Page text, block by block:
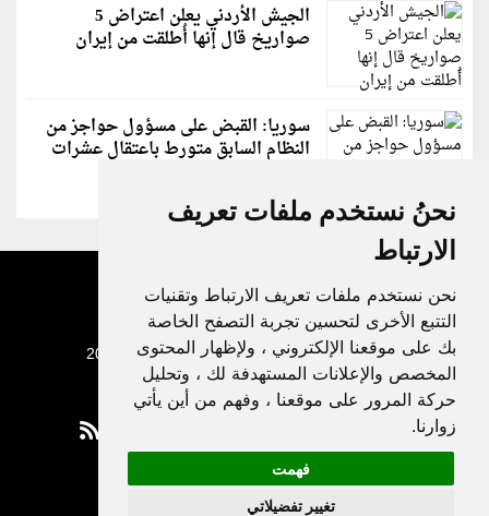
نحنُ نستخدم ملفات تعريف
الارتباط
نحن نستخدم ملفات تعريف الارتباط وتقنيات
التتبع الأخرى لتحسين تجربة التصفح الخاصة
بك على موقعنا الإلكتروني ، ولإظهار المحتوى
المخصص والإعلانات المستهدفة لك ، وتحليل
حركة المرور على موقعنا ، وفهم من أين يأتي
زوارنا.
فهمت
تغيير تفضيلاتي
الجيش الأردني يعلن اعتراض 5
صواريخ قال إنها أُطلقت من إيران
سوريا: القبض على مسؤول حواجز من
النظام السابق متورط باعتقال عشرات
جميع الحقوق محفوظة لدنيا الوطن © 2003 - 2022
Privacy Policy